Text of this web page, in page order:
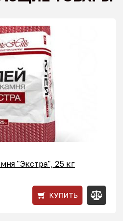
"Экстра", 25 кг
КУПИТЬ